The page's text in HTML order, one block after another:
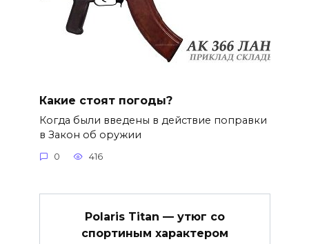
Какие стоят погоды?
Когда были введены в действие поправки
в Закон об оружии
0 416
Polaris Titan — утюг со
спортиным характером